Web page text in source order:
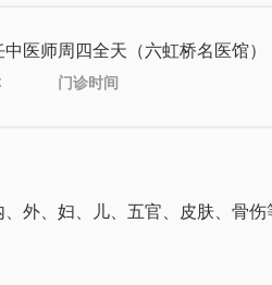
中医师周四全天（六虹桥名医馆）
门诊时间
、外、妇、儿、五官、皮肤、骨